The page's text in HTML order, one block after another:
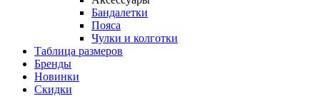
Бандалетки
Пояса
Чулки и колготки
Таблица размеров
Бренды
Новинки
Скидки